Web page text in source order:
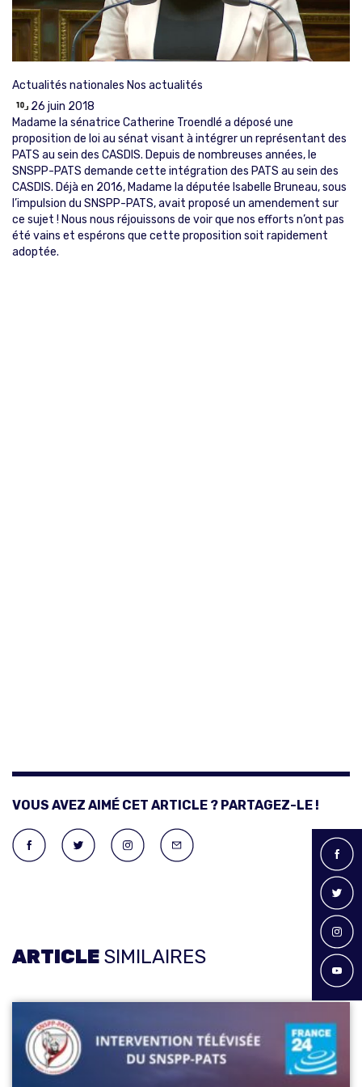
Actualités nationales Nos actualités
26 juin 2018
Madame la sénatrice Catherine Troendlé a déposé une
proposition de loi au sénat visant à intégrer un représentant des
PATS au sein des CASDIS. Depuis de nombreuses années, le
SNSPP-PATS demande cette intégration des PATS au sein des
CASDIS. Déjà en 2016, Madame la députée Isabelle Bruneau, sous
l’impulsion du SNSPP-PATS, avait proposé un amendement sur
ce sujet ! Nous nous réjouissons de voir que nos efforts n’ont pas
été vains et espérons que cette proposition soit rapidement
adoptée.
VOUS AVEZ AIMÉ CET ARTICLE ? PARTAGEZ-LE !
ARTICLE SIMILAIRES